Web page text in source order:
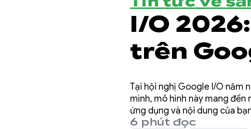
I/O
trên
Tại hội nghị Google I/O năm
mình, mô hình này mang
ứng dụng và nội dung của
tin chi tiết nâng cao giúp bạn
6 phút đọc